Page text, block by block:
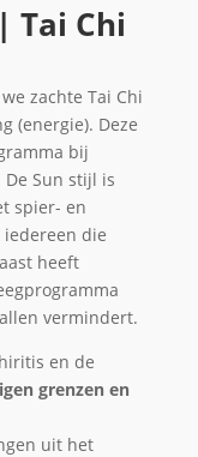
Tai Chi
zachte Tai Chi
(energie). Deze
bij
Sun stijl is
spier- en
die
heeft
vermindert.
en de
grenzen en
uit het